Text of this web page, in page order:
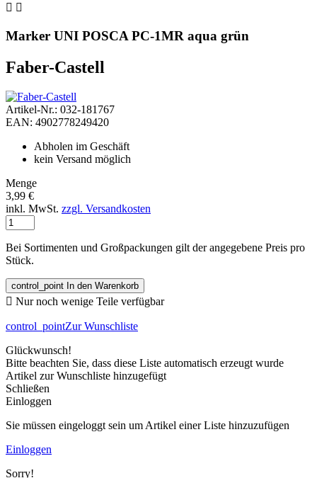
 
Marker UNI POSCA PC-1MR aqua grün
Faber-Castell
Artikel-Nr.: 032-181767
EAN: 4902778249420
Abholen im Geschäft
kein Versand möglich
Menge
3,99 €
inkl. MwSt. zzgl. Versandkosten
Bei Sortimenten und Großpackungen gilt der angegebene Preis pro
Stück.
control_point In den Warenkorb
 Nur noch wenige Teile verfügbar
control_pointZur Wunschliste
Glückwunsch!
Bitte beachten Sie, dass diese Liste automatisch erzeugt wurde
Artikel zur Wunschliste hinzugefügt
Schließen
Einloggen
Sie müssen eingeloggt sein um Artikel einer Liste hinzuzufügen
Einloggen
Sorry!